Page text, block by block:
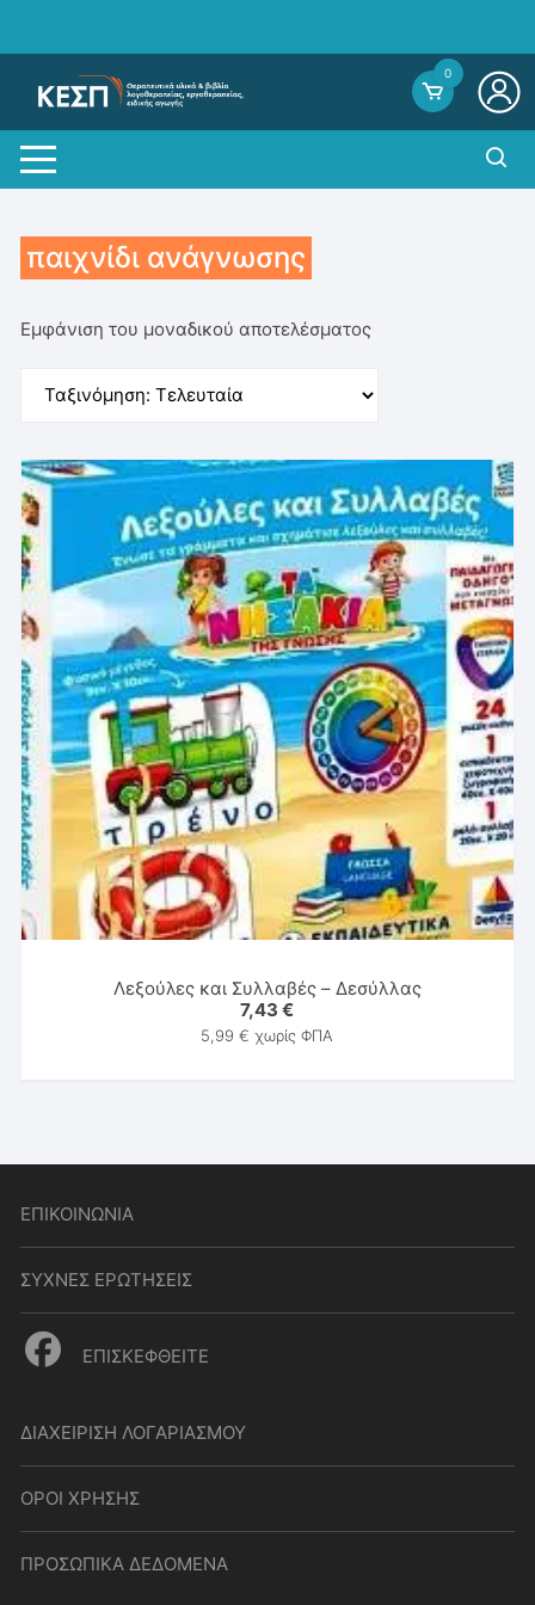
0
παιχνίδι ανάγνωσης
Εμφάνιση του μοναδικού αποτελέσματος
Λεξούλες και Συλλαβές – Δεσύλλας
7,43€
5,99€ χωρίς ΦΠΑ
ΕΠΙΚΟΙΝΩΝΙΑ
ΣΥΧΝΕΣ ΕΡΩΤΗΣΕΙΣ
ΕΠΙΣΚΕΦΘΕΙΤΕ
ΔΙΑΧΕΙΡΙΣΗ ΛΟΓΑΡΙΑΣΜΟΥ
ΟΡΟΙ ΧΡΗΣΗΣ
ΠΡΟΣΩΠΙΚΑ ΔΕΔΟΜΕΝΑ